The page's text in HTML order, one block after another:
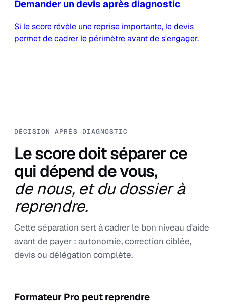
Demander un devis après diagnostic
Si le score révèle une reprise importante, le devis
permet de cadrer le périmètre avant de s'engager.
DÉCISION APRÈS DIAGNOSTIC
Le score doit séparer ce
qui dépend de vous,
de nous, et du dossier à
reprendre.
Cette séparation sert à cadrer le bon niveau d'aide
avant de payer : autonomie, correction ciblée,
devis ou délégation complète.
Formateur Pro peut reprendre